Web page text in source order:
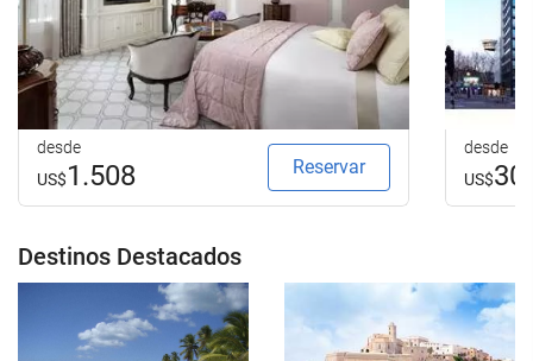
desde
US$1.508 Reservar
desde
US$
Destinos Destacados